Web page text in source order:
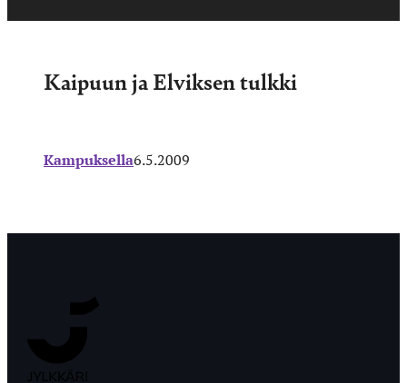
Kaipuun ja Elviksen tulkki
Kampuksella6.5.2009